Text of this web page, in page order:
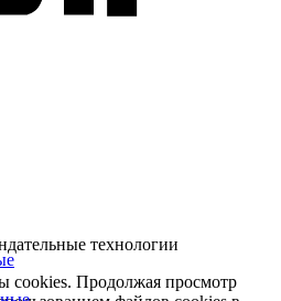
технологии
cookies. Продолжая просмотр